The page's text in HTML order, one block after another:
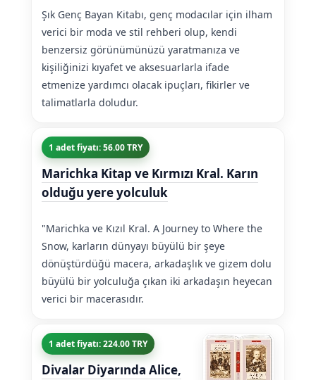
Şık Genç Bayan Kitabı, genç modacılar için ilham
verici bir moda ve stil rehberi olup, kendi
benzersiz görünümünüzü yaratmanıza ve
kişiliğinizi kıyafet ve aksesuarlarla ifade
etmenize yardımcı olacak ipuçları, fikirler ve
talimatlarla doludur.
1 adet fiyatı: 56.00 TRY
Marichka Kitap ve Kırmızı Kral. Karın
olduğu yere yolculuk
"Marichka ve Kızıl Kral. A Journey to Where the
Snow, karların dünyayı büyülü bir şeye
dönüştürdüğü macera, arkadaşlık ve gizem dolu
büyülü bir yolculuğa çıkan iki arkadaşın heyecan
verici bir macerasıdır.
1 adet fiyatı: 224.00 TRY
Divalar Diyarında Alice,